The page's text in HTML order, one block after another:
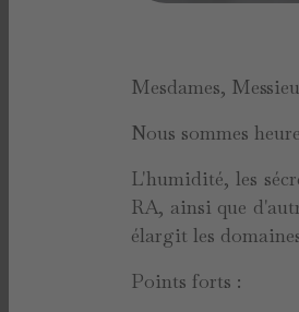
Mesdames,
Nous sommes
L'humidité, les
RA, ainsi que
élargit les
Points forts :